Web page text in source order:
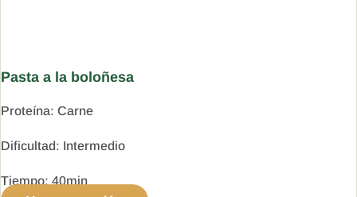
Pasta a la boloñesa
Proteína: Carne
Dificultad: Intermedio
Tiempo: 40min